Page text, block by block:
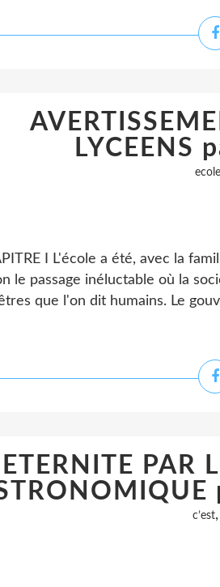
LYCEENS
ecole
I L'école a été, avec la
le passage inéluctable où la
que l'on dit humains. Le
PAR
c’est,